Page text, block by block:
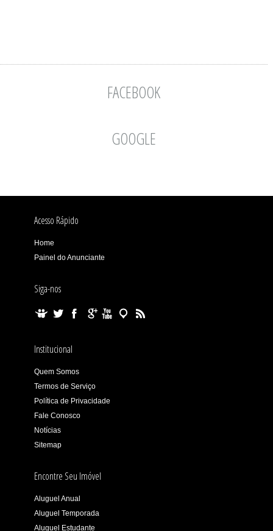
FACEBOOK
GOOGLE
Acesso Rápido
Home
Painel do Anunciante
Siga-nos
Institucional
Quem Somos
Termos de Serviço
Política de Privacidade
Fale Conosco
Notícias
Sitemap
Encontre Seu Imóvel
Aluguel Anual
Aluguel Temporada
Aluguel Estudante